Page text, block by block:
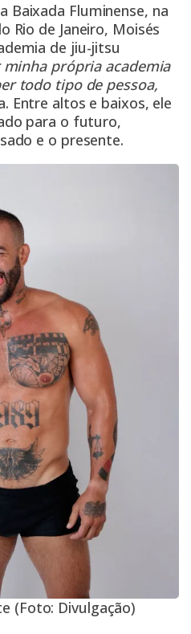
Baixada Fluminense, na
Rio de Janeiro, Moisés
de jiu-jitsu
minha própria academia
todo tipo de pessoa,
Entre altos e baixos, ele
para o futuro,
e o presente.
(Foto: Divulgação)